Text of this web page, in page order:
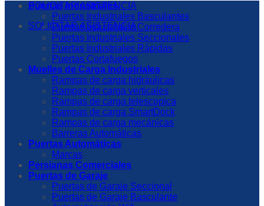
SOLICITAR ASISTENCIA
SOLICITAR ASISTENCIA
Puertas Industriales
Puertas Industriales Basculantes
Puertas Industriales Corredera
Puertas Industriales Seccionales
Puertas Industriales Rápidas
Puertas Cortafuegos
Muelles de Carga Industriales
Rampas de carga hidráulicas
Rampas de carga verticales
Rampas de carga telescopica
Rampas de carga SmartDock
Rampas de carga mecánicas
Barreras Automáticas
Puertas Automáticas
Marcas
Persianas Comerciales
Puertas de Garaje
Puertas de Garaje Seccional
Puertas de Garaje Basculante